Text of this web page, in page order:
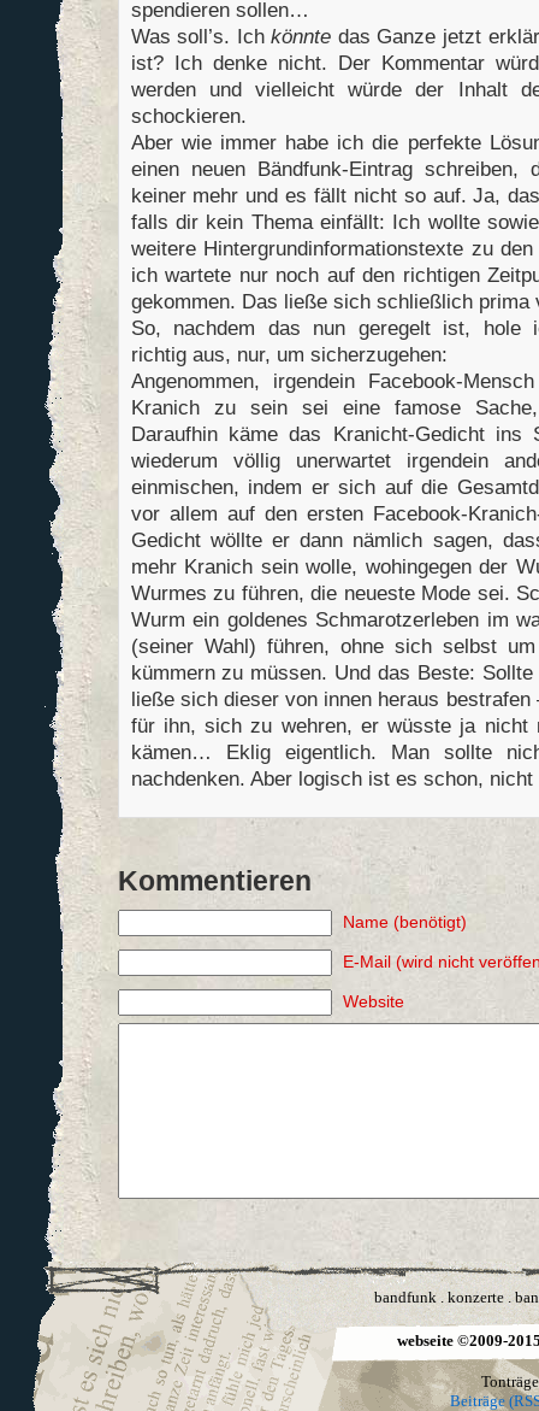
spendieren sollen…
Was soll’s. Ichkönnte das Ganze jetzt
ist? Ich denke nicht. Der Kommentar
werden und vielleicht würde der Inhalt
schockieren.
Aber wie immer habe ich die perfekte
einen neuen Bändfunk-Eintrag
keiner mehr und es fällt nicht so auf. Ja,
falls dir kein Thema einfällt: Ich wollte
weitere Hintergrundinformationstexte zu
ich wartete nur noch auf den richtigen
gekommen. Das ließe sich schließlich prima
So, nachdem das nun geregelt ist, hole
richtig aus, nur, um sicherzugehen:
Angenommen, irgendein Facebook-
Kranich zu sein sei eine famose
Daraufhin käme das Kranicht-Gedicht
wiederum völlig unerwartet irgendein
einmischen, indem er sich auf die
vor allem auf den ersten Facebook-
Gedicht wöllte er dann nämlich sagen,
mehr Kranich sein wolle, wohingegen der
Wurmes zu führen, die neueste Mode sei.
Wurm ein goldenes Schmarotzerleben im
(seiner Wahl) führen, ohne sich selbst
kümmern zu müssen. Und das Beste:
ließe sich dieser von innen heraus bestrafen
für ihn, sich zu wehren, er wüsste ja nicht
kämen… Eklig eigentlich. Man sollte
nachdenken. Aber logisch ist es schon, nicht
Kommentieren
Name (benötigt)
E-Mail (wird nicht
Website
bandfunk. konzerte.
webseite ©2009-
Beiträge